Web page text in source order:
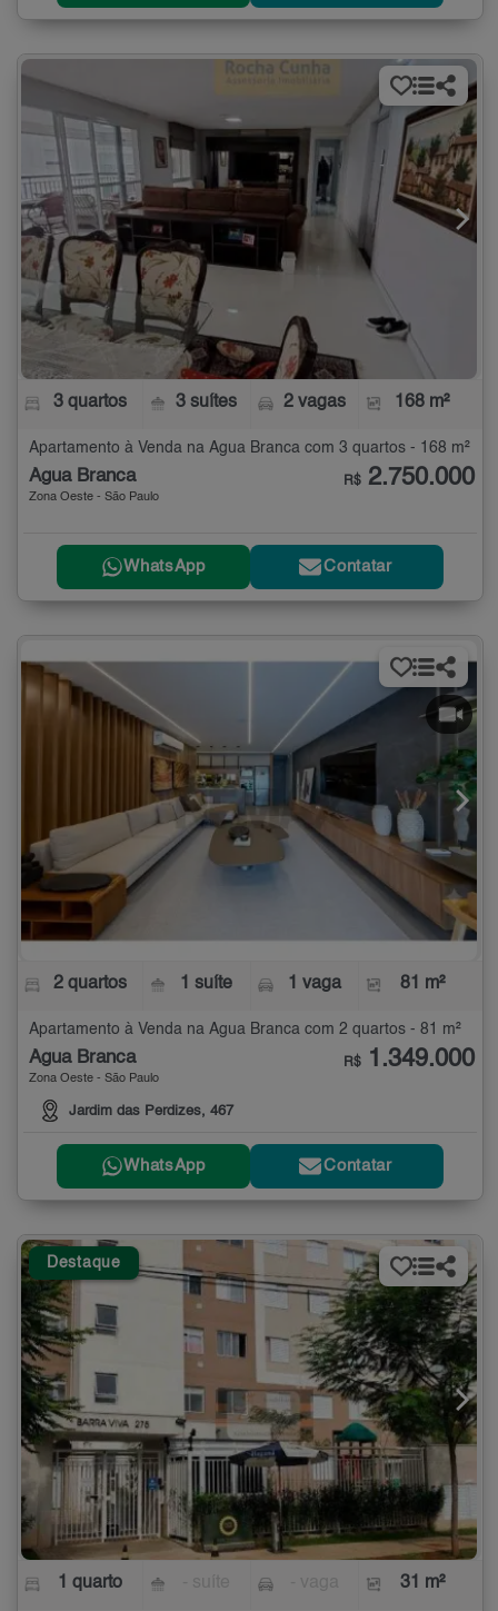
3 quartos 3 suítes 2 vagas 168 m²
Apartamento à Venda na Água Branca com 3 quartos - 168 m²
Água Branca
Zona Oeste - São Paulo
R$ 2.750.000
WhatsApp Contatar
2 quartos 1 suíte 1 vaga 81 m²
Apartamento à Venda na Água Branca com 2 quartos - 81 m²
Água Branca
Zona Oeste - São Paulo
Jardim das Perdizes, 467
R$ 1.349.000
WhatsApp Contatar
Destaque
1 quarto 31 m²